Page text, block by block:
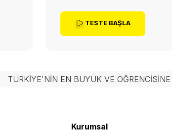
TESTE BAŞLA
TÜRKIYE'NIN EN BÜYÜK VE
Kurumsal